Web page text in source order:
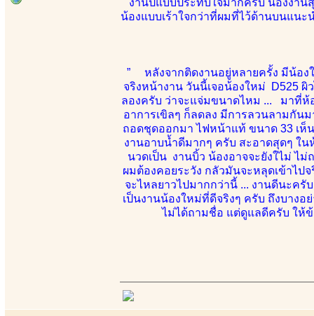
น้องแบบเร้าใจกว่าที่ผมที่ไว้ด้านบนแนะ
” หลังจากติดงานอยู่หลายครั้ง มีน้องใ
จริงหน้างาน วันนี้เจอน้องใหม่ D525 ผิ
ลองครับ ว่าจะแจ่มขนาดไหม ... มาที่ห้
อาการเขิลๆ ก็ลดลง มีการลวนลามกั
ถอดชุดออกมา ไฟหน้าแท้ ขนาด 33 เห็
งานอาบน้ำดีมากๆ ครับ สะอาดสุดๆ ใ
นวดเป็น งานบิ้ว น้องอาจจะยังใไม่ ไ
ผมต้องคอยระวัง กลัวมันจะหลุดเข้าไป
จะไหลยาวไปมากกว่านี้ ... งานดีนะค
เป็นงานน้องใหม่ที่ดีจริงๆ ครับ ถึงบาง
ไม่ได้ถามชื่อ แต่ดูแลดีครับ ให้